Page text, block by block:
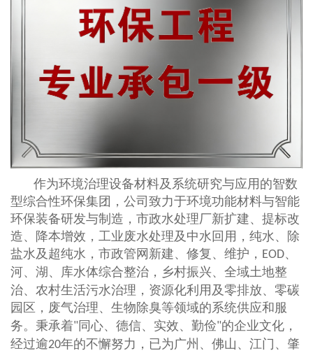
作为环境治理设备材料及系统研究与应用的智数
型综合性环保集团，公司致力于环境功能材料与智能
环保装备研发与制造，市政水处理厂新扩建、提标改
造、降本增效，工业废水处理及中水回用，纯水、除
盐水及超纯水，市政管网新建、修复、维护， EOD、
河、湖、库水体综合整治 ，乡村振兴、全域土地整
治、农村生活污水治理，资源化利用及零排放、零碳
园区，废气治理、生物除臭等领域的系统供应和服
务。秉承着" 同心、德信、实效、勤俭"的企业文化，
经过逾20年的不懈努力，已为广州、佛山、江门、肇